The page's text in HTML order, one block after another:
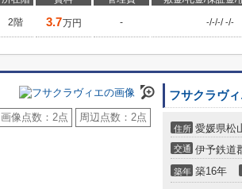
2階 3.7万円 - -/-/-/-/-
画像点数： 2点 周辺点数： 2点
フサクラヴ
住所 愛媛県松
交通 伊予鉄道
築年 築16年